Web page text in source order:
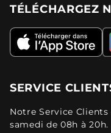
TÉLÉCHARGEZ
SERVICE
Notre Service
samedi de 08h à 20h.